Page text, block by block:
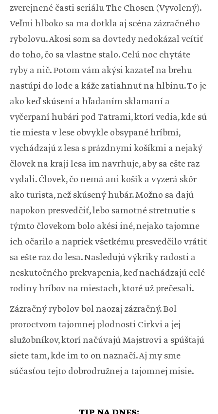
zverejnené časti seriálu The Chosen (Vyvolený).
Veľmi hlboko sa ma dotkla aj scéna zázračného
rybolovu. Akosi som sa dovtedy nedokázal vcítiť
do toho, čo sa vlastne stalo. Celú noc chytáte
ryby a nič. Potom vám akýsi kazateľ na brehu
nastúpi do lode a káže zatiahnuť na hlbinu. To je
ako keď skúsení a hľadaním sklamaní a
vyčerpaní hubári pod Tatrami, ktorí vedia, kde sú
tie miesta v lese obvykle obsypané hríbmi,
vychádzajú z lesa s prázdnymi košíkmi a nejaký
človek na kraji lesa im navrhuje, aby sa ešte raz
vydali. Človek, čo nemá ani košík a vyzerá skôr
ako turista, než skúsený hubár. Možno sa dajú
napokon presvedčiť, lebo samotné stretnutie s
týmto človekom bolo akési iné, nejako tajomne
ich očarilo a napriek všetkému presvedčilo vrátiť
sa ešte raz do lesa. Nasledujú výkriky radosti a
neskutočného prekvapenia, keď nachádzajú celé
rodiny hríbov na miestach, ktoré už prečesali.
Zázračný rybolov bol naozaj zázračný. Bol
proroctvom tajomnej plodnosti Cirkvi a jej
služobníkov, ktorí načúvajú Majstrovi a spúšťajú
siete tam, kde im to on naznačí. Aj my sme
súčasťou tejto dobrodružnej a tajomnej misie.